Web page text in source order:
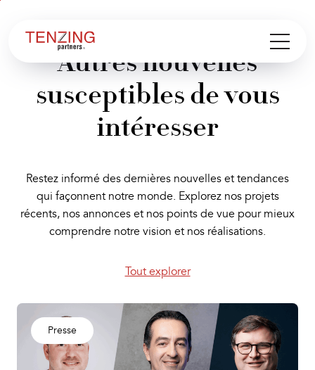
contenu
en
bas
de
Autres nouvelles
susceptibles de vous
intéresser
Restez informé des dernières nouvelles et tendances
qui façonnent notre monde. Explorez nos projets
récents, nos annonces et nos points de vue pour mieux
comprendre notre vision et nos réalisations.
Tout explorer
Presse